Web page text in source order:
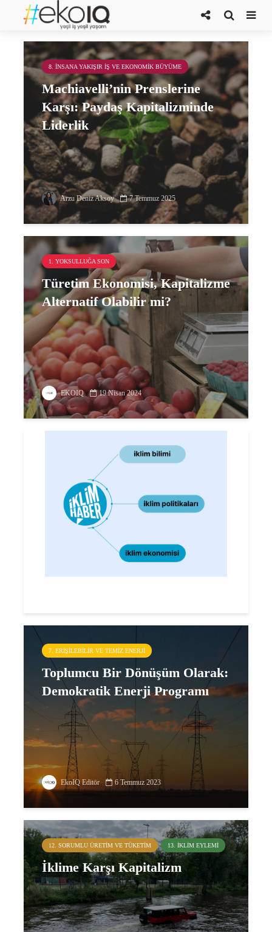
kapitalizm
8. İNSANA YAKIŞIR İŞ VE EKONOMIK BÜYÜME
Machiavelli’nin Prenslerine
Karşı: Paydaş Kapitalizminde
Liderlik
Arzu Deniz Aksoy 7 Temmuz 2025
1. YOKSULLUĞA SON
Türetim Ekonomisi, Kapitalizme
Alternatif Olabilir mi?
EKOIQ 19 Nisan 2024
7. ERIŞILEBILIR VE TEMIZ ENERJI
Toplumcu Bir Dönüşüm Olarak:
Demokratik Enerji Programı
EkoIQ Editör 6 Temmuz 2023
12. SORUMLU ÜRETIM VE TÜKETIM 13. İKLIM EYLEMI
İklime Karşı Kapitalizm